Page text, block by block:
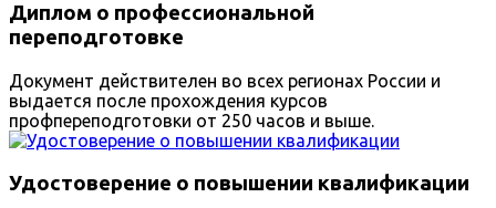
Диплом о профессиональной
переподготовке
Документ действителен во всех регионах России и
выдается после прохождения курсов
профпереподготовки от 250 часов и выше.
Удостоверение о повышении квалификации